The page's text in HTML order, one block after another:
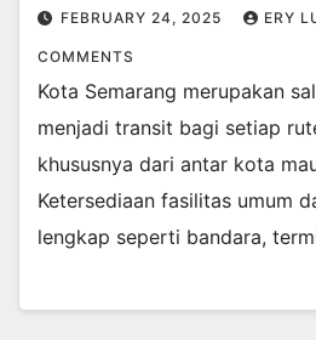
FEBRUARY 24, 2025 ERY
COMMENTS
Kota Semarang merupakan
menjadi transit bagi setiap
khususnya dari antar kota
Ketersediaan fasilitas umum
lengkap seperti bandara,